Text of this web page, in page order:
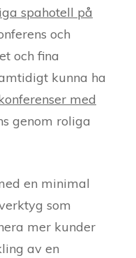
spahotell på
och
och fina
kunna ha
med
genom roliga
en minimal
som
mer kunder
av en